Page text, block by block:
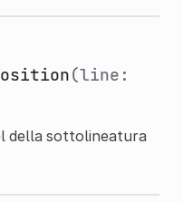
(line:
della sottolineatura